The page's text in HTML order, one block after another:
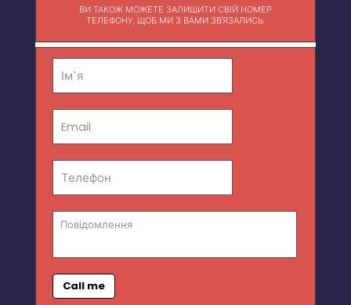
ВИ ТАКОЖ МОЖЕТЕ ЗАЛИШИТИ СВІЙ НОМЕР
ТЕЛЕФОНУ, ЩОБ МИ З ВАМИ ЗВ'ЯЗАЛИСЬ.
Call me